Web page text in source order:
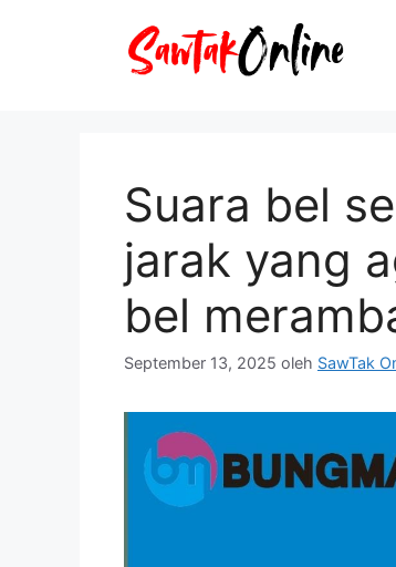
Suara bel
jarak yang
bel
September 13, 2025 oleh SawTak